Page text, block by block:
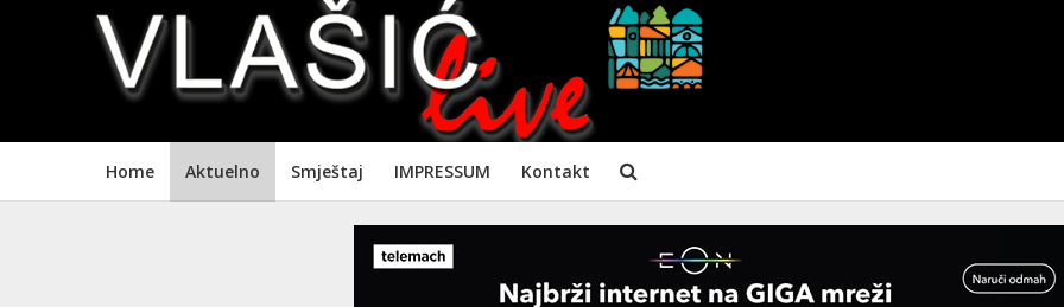
Home Aktuelno Smještaj IMPRESSUM Kontakt